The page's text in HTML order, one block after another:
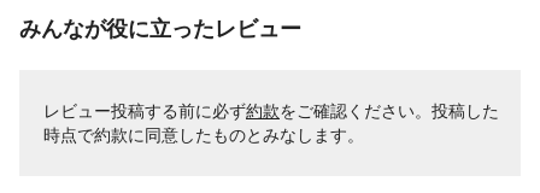
みんなが役に立ったレビュー
レビュー投稿する前に必ず約款をご確認ください。投稿した
時点で約款に同意したものとみなします。